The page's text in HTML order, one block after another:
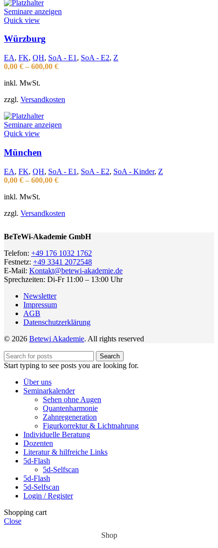
Seminare anzeigen
Quick view
Würzburg
EA, FK, QH, SoA - E1 , SoA - E2, Z
0,00 € – 600,00 €
inkl. MwSt.
zzgl. Versandkosten
Seminare anzeigen
Quick view
München
EA, FK, QH, SoA - E1 , SoA - E2, SoA - Kinder, Z
0,00 € – 600,00 €
inkl. MwSt.
zzgl. Versandkosten
BeTeWi-Akademie GmbH
Telefon: +49 176 1032 1762
Festnetz: +49 3341 2072548
E-Mail: Kontakt@betewi-akademie.de
Sprechzeiten: Di-Fr 11:00 – 13:00 Uhr
Newsletter
Impressum
AGB
Datenschutzerklärung
© 2026 Betewi Akademie. All rights reserved
Search
Start typing to see posts you are looking for.
Über uns
Seminarkalender
Sehen ohne Augen
Quantenharmonie
Zahnregeneration
Figurkorrektur & Lichtnahrung
Individuelle Beratung
Dozenten
Literatur & hilfreiche Links
5d-Flash
5d-Selfscan
5d-Flash
5d-Selfscan
Login / Register
Shopping cart
Close
Shop